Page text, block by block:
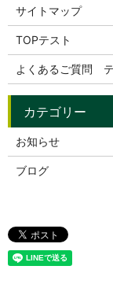
サイトマップ
TOPテスト
よくあるご質問
お知らせ
ブログ